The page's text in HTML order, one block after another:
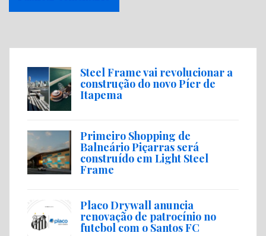
Steel Frame vai revolucionar a
construção do novo Píer de
Itapema
Primeiro Shopping de
Balneário Piçarras será
construído em Light Steel
Frame
Placo Drywall anuncia
renovação de patrocínio no
futebol com o Santos FC